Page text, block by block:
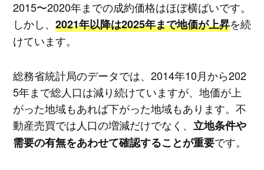
2015〜2020年までの成約価格はほぼ横ばいです。
しかし、 2021年以降は2025年まで地価が上昇を続
けています。
総務省統計局のデータでは、2014年10月から202
5年まで総人口は減り続けていますが、地価が上
がった地域もあれば下がった地域もあります。不
動産売買では人口の増減だけでなく、 立地条件や
需要の有無をあわせて確認することが重要です。